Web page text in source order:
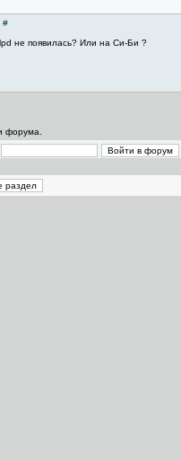
#
не появилась? Или на Си-Би ?
форума.